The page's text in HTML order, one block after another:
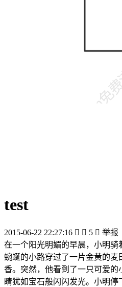
test
2015-06-22 22:27:16   5  举报
在一个阳光明媚的早晨，小明
蜿蜒的小路穿过了一片金黄的
香。突然，他看到了一只可爱
睛犹如宝石般闪闪发光。小明